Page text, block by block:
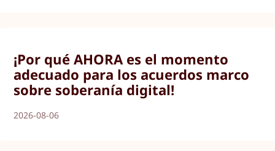
¡Por qué AHORA es el momento
adecuado para los acuerdos marco
sobre soberanía digital!
2026-08-06